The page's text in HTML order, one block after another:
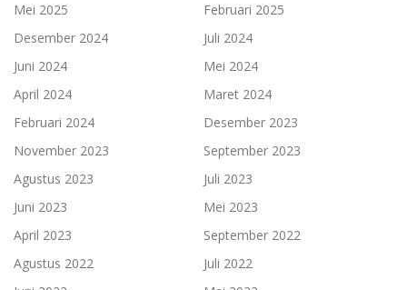
Mei 2025
Februari 2025
Desember 2024
Juli 2024
Juni 2024
Mei 2024
April 2024
Maret 2024
Februari 2024
Desember 2023
November 2023
September 2023
Agustus 2023
Juli 2023
Juni 2023
Mei 2023
April 2023
September 2022
Agustus 2022
Juli 2022